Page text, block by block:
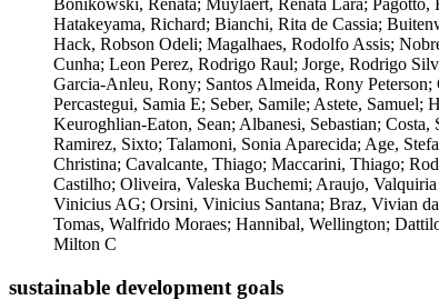
sustainable development goals